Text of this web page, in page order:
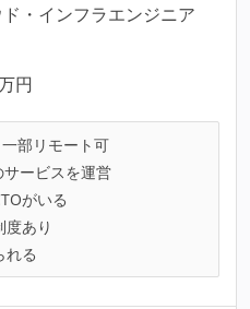
・インフラエンジニア
円
一部リモート可
サービスを運営
がいる
度あり
れる